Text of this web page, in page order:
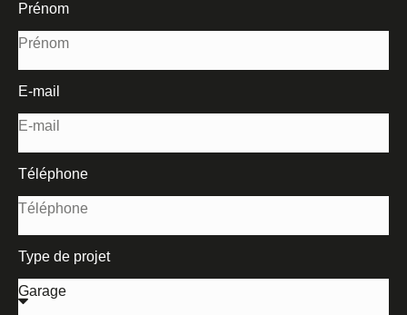
Prénom
E-mail
Téléphone
Type de projet